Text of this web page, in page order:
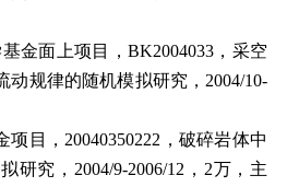
金面上项目，BK2004033 ，采空
动规律的随机模拟研究， 2004/10-
项目， 20040350222 ，破碎岩体中
研究， 2004/9-2006/12 ， 2万，主